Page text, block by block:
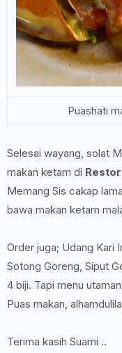
Puashati
Selesai wayang, solat
makan ketam di
Memang Sis cakap
bawa makan ketam
Order juga; Udang Kari
Sotong Goreng, Siput
4 biji. Tapi menu
Puas makan,
Terima kasih Suami ..